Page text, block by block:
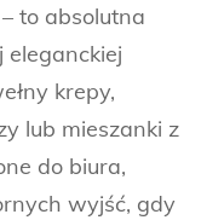
to absolutna
krepy,
lub mieszanki z
do biura,
wyjść, gdy